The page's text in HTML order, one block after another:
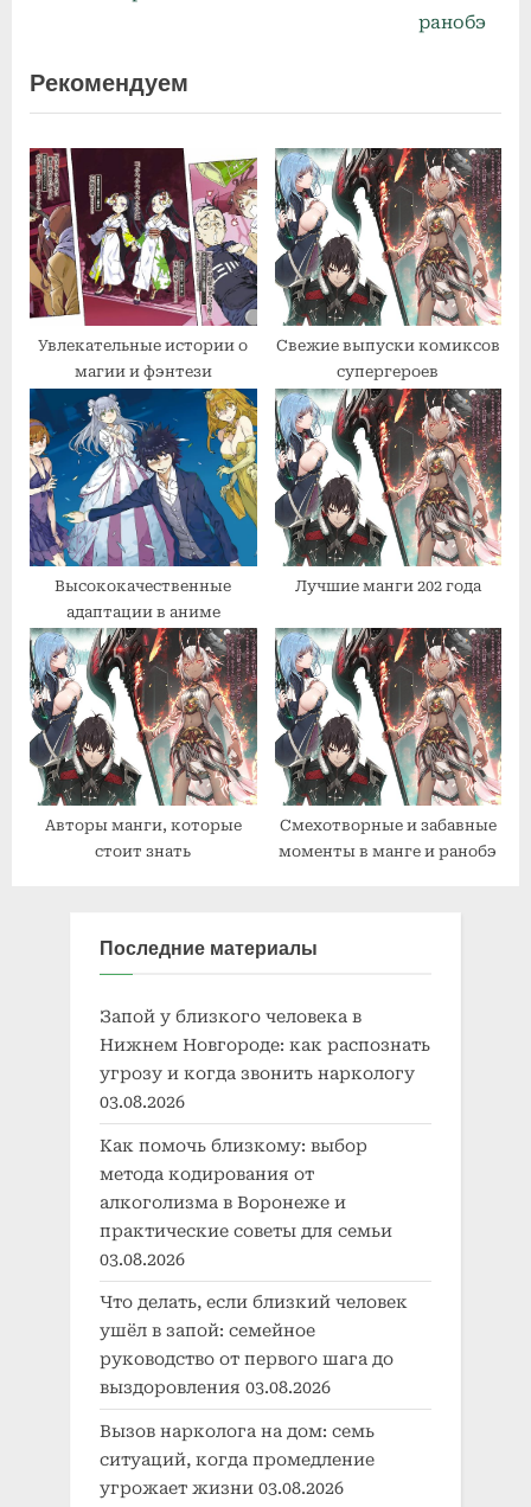
i
o
u
s
P
o
s
t
t
P
o
s
t
:
ранобэ
Рекомендуем
Увлекательные истории о
магии и фэнтези
Свежие выпуски комиксов
супергероев
Высококачественные
адаптации в аниме
Лучшие манги 202 года
Авторы манги, которые
стоит знать
Смехотворные и забавные
моменты в манге и ранобэ
Последние материалы
Запой у близкого человека в
Нижнем Новгороде: как распознать
угрозу и когда звонить наркологу
03.08.2026
Как помочь близкому: выбор
метода кодирования от
алкоголизма в Воронеже и
практические советы для семьи
03.08.2026
Что делать, если близкий человек
ушёл в запой: семейное
руководство от первого шага до
выздоровления 03.08.2026
Вызов нарколога на дом: семь
ситуаций, когда промедление
угрожает жизни 03.08.2026